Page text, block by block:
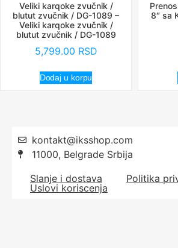
Veliki karqoke zvučnik /
blutut zvučnik / DG-1089 –
Veliki karqoke zvučnik /
blutut zvučnik / DG-1089
5,799.00 RSD
Dodaj u korpu
8″ sa
kontakt@iksshop.com
11000, Belgrade Srbija
Slanje i dostava
Politika
Uslovi koriscenja